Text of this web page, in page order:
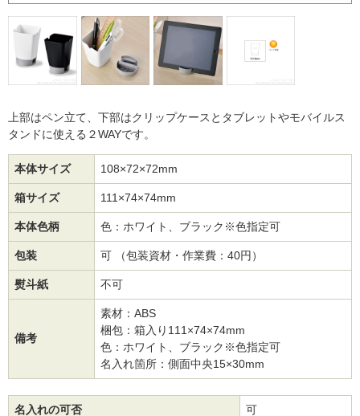
上部はペン立て、下部はクリップケースとタブレットやモバイルス
タンドに使える２WAYです。
本体サイズ 108×72×72mm
箱サイズ 111×74×74mm
本体色柄 色：ホワイト、ブラック※色指定可
包装 可 （包装資材・作業費：40円）
熨斗紙 不可
備考
素材：ABS
梱包：箱入り111×74×74mm
色：ホワイト、ブラック※色指定可
名入れ箇所：側面中央15×30mm
名入れの可否 可